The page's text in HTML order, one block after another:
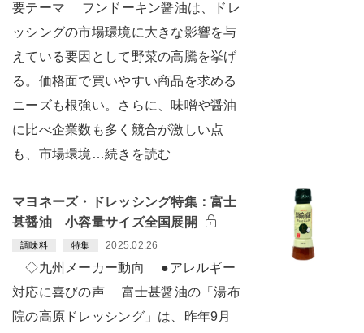
要テーマ フンドーキン醤油は、ドレ
ッシングの市場環境に大きな影響を与
えている要因として野菜の高騰を挙げ
る。価格面で買いやすい商品を求める
ニーズも根強い。さらに、味噌や醤油
に比べ企業数も多く競合が激しい点
も、市場環境…続きを読む
マヨネーズ・ドレッシング特集：富士
甚醤油 小容量サイズ全国展開
調味料 特集 2025.02.26
◇九州メーカー動向 ●アレルギー
対応に喜びの声 富士甚醤油の「湯布
院の高原ドレッシング」は、昨年9月